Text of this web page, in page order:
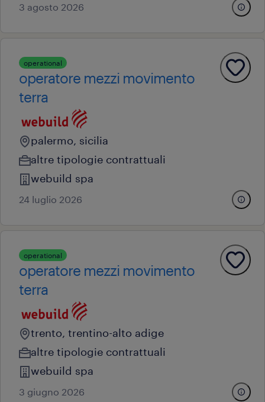
3 agosto 2026
operational
operatore mezzi movimento
terra
palermo, sicilia
altre tipologie contrattuali
webuild spa
24 luglio 2026
operational
operatore mezzi movimento
terra
trento, trentino-alto adige
altre tipologie contrattuali
webuild spa
3 giugno 2026